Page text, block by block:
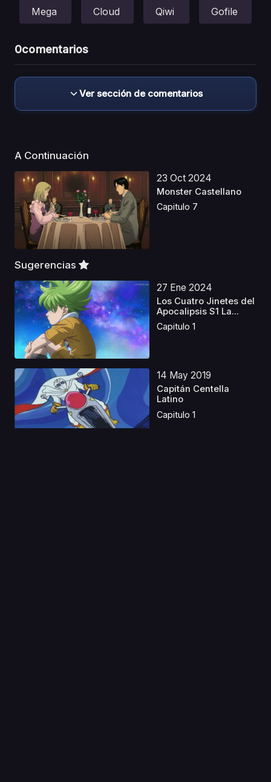
Mega Cloud Qiwi Gofile
0comentarios
Ver sección de comentarios
A Continuación
23 Oct 2024
Monster Castellano
Capitulo 7
Sugerencias
27 Ene 2024
Los Cuatro Jinetes del
Apocalipsis S1 La...
Capitulo 1
14 May 2019
Capitán Centella
Latino
Capitulo 1